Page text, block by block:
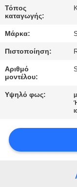
ΈΛΕΓΧΟΣ
ΜΑΣ
ΕΛΆΤΕ
ΣΕ
ΖΗΤΉΣΤΕ
Τόπος
καταγωγής:
Μάρκα:
Πιστοποίηση:
Αριθμό
μοντέλου:
Υψηλό φως: